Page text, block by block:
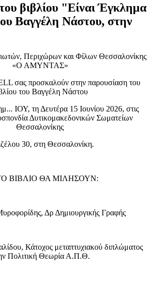
βιβλίου "Είναι Έγκλημα
Βαγγέλη Νάστου, στην
Περιχώρων και Φίλων Θεσσαλονίκης
«Ο ΑΜΥΝΤΑΣ»
σας προσκαλούν στην παρουσίαση του
του Βαγγέλη Νάστου
ΙΟΥ, τη Δευτέρα 15 Ιουνίου 2026, στις
Δυτικομακεδονικών Σωματείων
Θεσσαλονίκης
30, στη Θεσσαλονίκη.
ΒΙΒΛΙΟ ΘΑ ΜΙΛΗΣΟΥΝ:
Δρ Δημιουργικής Γραφής
Κάτοχος μεταπτυχιακού διπλώματος
Πολιτική Θεωρία Α.Π.Θ.